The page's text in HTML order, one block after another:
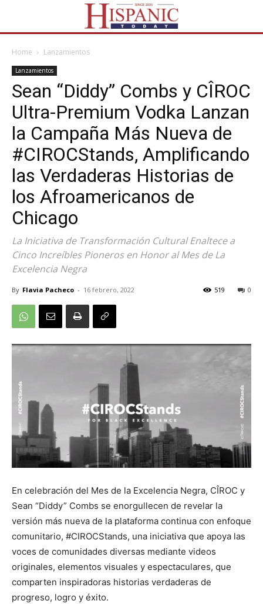
Home Lanzamientos
Lanzamientos
Sean “Diddy” Combs y CÎROC
Ultra-Premium Vodka Lanzan
la Campaña Más Nueva de
#CIROCStands, Amplificando
las Verdaderas Historias de
los Afroamericanos de
Chicago
La Iniciativa de Transformación Cultural Enaltece a
Cinco Increíbles Pioneros en Honor al Mes de La
Excelencia Negra
By Flavia Pacheco - 16 febrero, 2022 0
519
En celebración del Mes de la Excelencia Negra, CÎROC y
Sean “Diddy” Combs se enorgullecen de revelar la
versión más nueva de la plataforma continua con enfoque
comunitario, #CIROCStands, una iniciativa que apoya las
voces de comunidades diversas mediante videos
originales, elementos visuales y espectaculares, que
comparten inspiradoras historias verdaderas de
progreso, logro y éxito.